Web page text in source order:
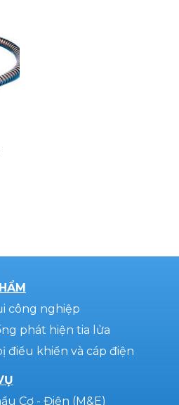
công nghiệp
phát hiện tia lửa
điều khiển và cáp điện
Cơ - Điện (M&E)